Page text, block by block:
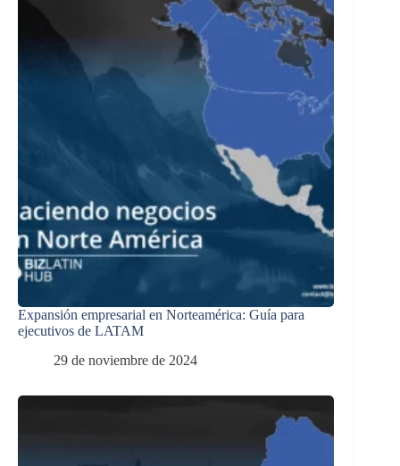
Expansión empresarial en Norteamérica: Guía para
ejecutivos de LATAM
29 de noviembre de 2024